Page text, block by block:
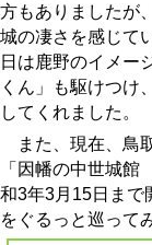
方もありましたが
城の凄さを感じて
日は鹿野のイメー
くん」も駆けつけ
してくれました。
また、現在、鳥
「因幡の中世城
和3年3月15日まで
をぐるっと巡って